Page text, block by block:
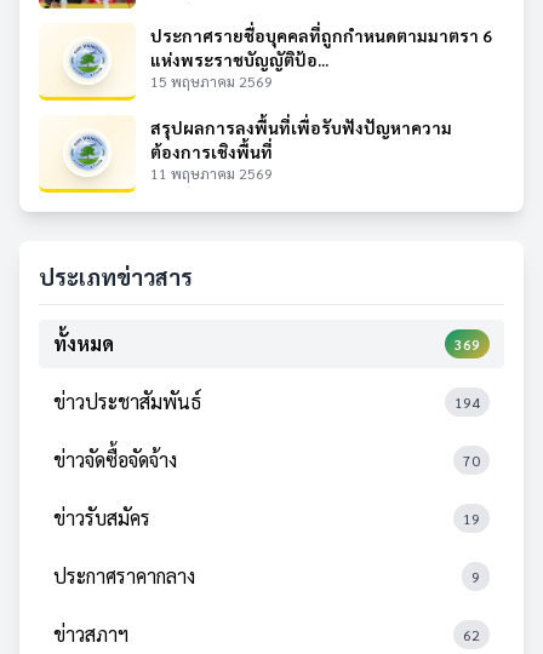
ประกาศรายชื่อบุคคลที่ถูกกำหนดตามมาตรา 6
แห่งพระราชบัญญัติป้อ...
15 พฤษภาคม 2569
สรุปผลการลงพื้นที่เพื่อรับฟังปัญหาความ
ต้องการเชิงพื้นที่
11 พฤษภาคม 2569
ประเภทข่าวสาร
ทั้งหมด 369
ข่าวประชาสัมพันธ์ 194
ข่าวจัดซื้อจัดจ้าง 70
ข่าวรับสมัคร 19
ประกาศราคากลาง 9
ข่าวสภาฯ 62